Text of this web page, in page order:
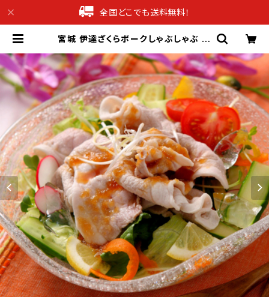
全国どこでも送料無料！
宮城 伊達ざくらポークしゃぶしゃぶ バ
【ギフト プレゼント 贈り物 贈答品 誕
生日 お祝い 内祝い 結婚祝い 出産祝
い 快気祝い 景品】【父の日 お中元】 |
産直グルメギフト専門店ギフチョク